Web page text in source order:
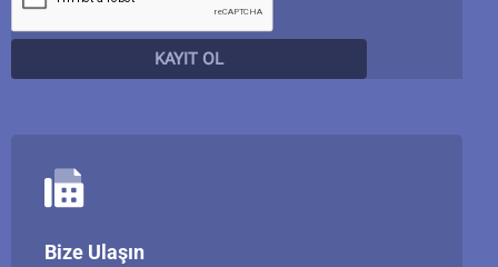
Bize Ulaşın